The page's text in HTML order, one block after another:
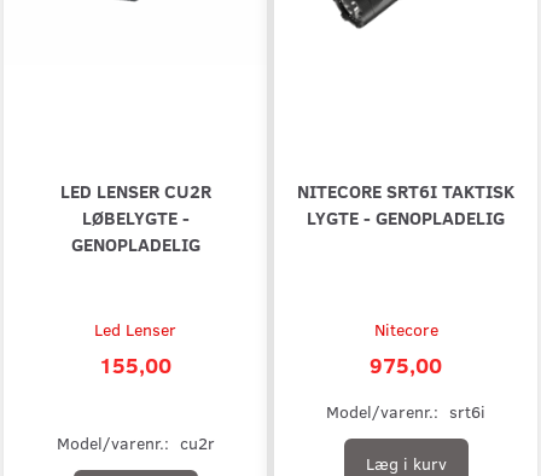
LED LENSER CU2R
LØBELYGTE -
GENOPLADELIG
Led Lenser
155,00
Model/varenr.: cu2r
NITECORE SRT6I TAKTISK
LYGTE - GENOPLADELIG
Nitecore
975,00
Model/varenr.: srt6i
Læg i kurv